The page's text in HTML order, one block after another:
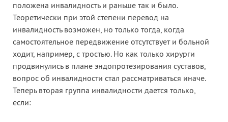
положена инвалидность и раньше так и было.
Теоретически при этой степени перевод на
инвалидность возможен, но только тогда, когда
самостоятельное передвижение отсутствует и больной
ходит, например, с тростью. Но как только хирурги
продвинулись в плане эндопротезирования суставов,
вопрос об инвалидности стал рассматриваться иначе.
Теперь вторая группа инвалидности дается только,
если: